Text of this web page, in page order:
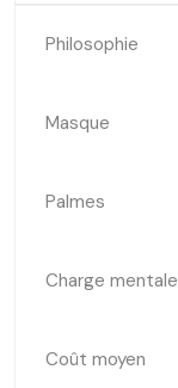
Philosophie
Masque
Palmes
Charge mentale
Coût moyen